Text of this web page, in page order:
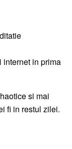
internet in prima
si mai
fi in restul zilei.